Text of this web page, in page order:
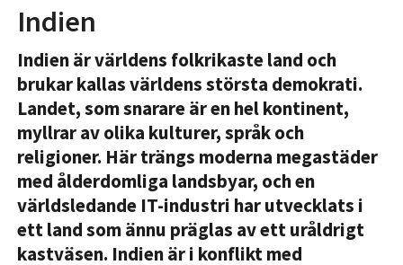
Indien
Indien är världens folkrikaste land och
brukar kallas världens största demokrati.
Landet, som snarare är en hel kontinent,
myllrar av olika kulturer, språk och
religioner. Här trängs moderna megastäder
med ålderdomliga landsbyar, och en
världsledande IT-industri har utvecklats i
ett land som ännu präglas av ett uråldrigt
kastväsen. Indien är i konflikt med